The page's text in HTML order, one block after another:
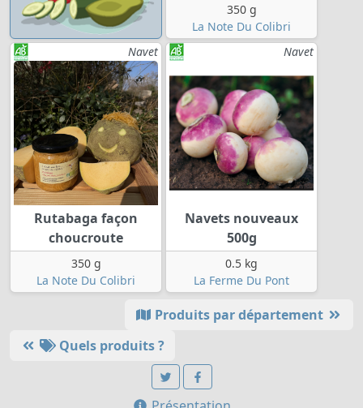
350 g
La Note Du Colibri
Navet
Rutabaga façon
choucroute
350 g
La Note Du Colibri
Navet
Navets nouveaux
500g
0.5 kg
La Ferme Du Pont
Produits par département
Quels produits ?